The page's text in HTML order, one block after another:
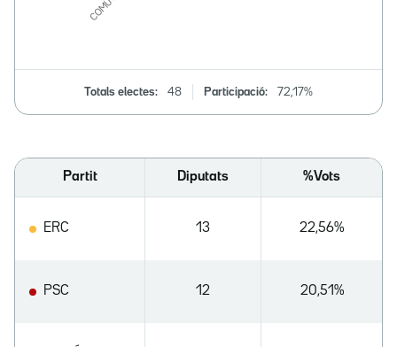
Totals electes: 48 Participació: 72,17%
Partit Diputats %Vots
ERC 13 22,56%
PSC 12 20,51%